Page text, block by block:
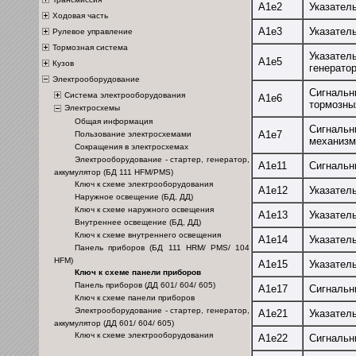
Ходовая часть
Рулевое управление
Тормозная система
Кузов
Электрооборудование
Система электрооборудования
Электросхемы
Общая информация
Пользование электросхемами
Сокращения в электросхемах
Электрооборудование - стартер, генератор,
аккумулятор (БД 111 HFM/PMS)
Ключ к схеме электрооборудования
Наружное освещение (БД, ДД)
Ключ к схеме наружного освещения
Внутреннее освещение (БД, ДД)
Ключ к схеме внутреннего освещения
Панель приборов (БД 111 HRM/ PMS/ 104
HFM)
Ключ к схеме панели приборов
Панель приборов (ДД 601/ 604/ 605)
Ключ к схеме панели приборов
Электрооборудование - стартер, генератор,
аккумулятор (ДД 601/ 604/ 605)
Ключ к схеме электрооборудования
А1е2
А1е3
А1е5
А1е6
А1е7
А1е11
А1е12
А1е13
А1е14
А1е15
А1е17
А1е21
А1е22